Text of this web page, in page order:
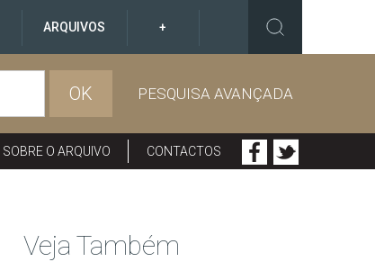
ARQUIVOS +
OK PESQUISA AVANÇADA
SOBRE O ARQUIVO CONTACTOS
Veja Também